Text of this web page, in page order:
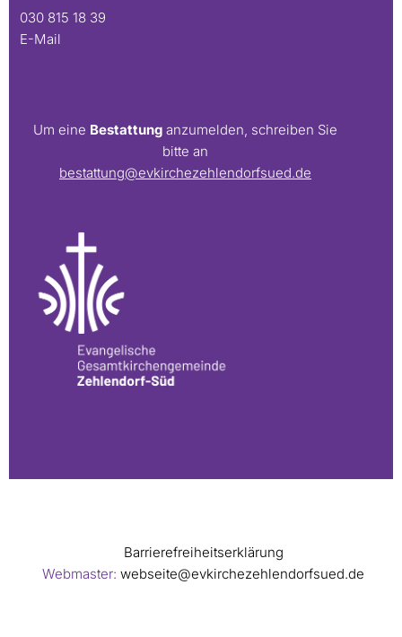
030 815 18 39
E-Mail
Um eine Bestattung anzumelden, schreiben Sie
bitte an
bestattung@evkirchezehlendorfsued.de
Barrierefreiheitserklärung
Webmaster: webseite@evkirchezehlendorfsued.de